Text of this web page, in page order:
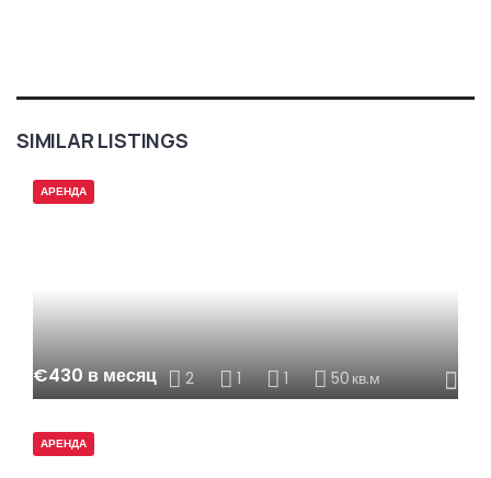
SIMILAR LISTINGS
АРЕНДА
€430 в месяц 2 1 1 50 кв.м
АРЕНДА